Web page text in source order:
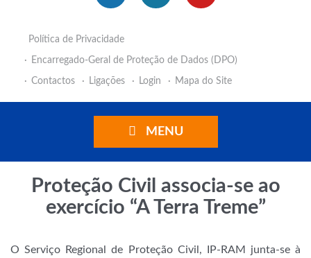
Política de Privacidade
Encarregado-Geral de Proteção de Dados (DPO)
Contactos
Ligações Login Mapa do Site
MENU
Proteção Civil associa-se ao
exercício “A Terra Treme”
O Serviço Regional de Proteção Civil, IP-RAM junta-se à